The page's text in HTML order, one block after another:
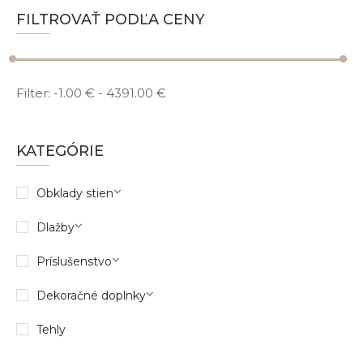
FILTROVAŤ PODĽA CENY
Filter: -1.00 € - 4391.00 €
KATEGÓRIE
Obklady stien
Dlažby
Príslušenstvo
Dekoračné doplnky
Tehly